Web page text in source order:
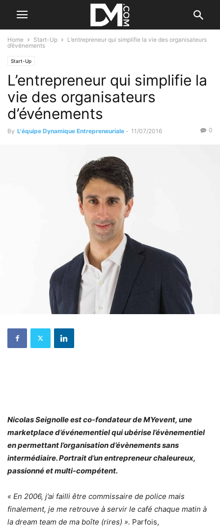
Home Start-Up
L’entrepreneur qui simplifie la vie des organisateurs
d’événements
Start-Up
L’entrepreneur qui simplifie la
vie des organisateurs
d’événements
By L'équipe Dynamique Entrepreneuriale - 11/07/2016 0
Nicolas Seignolle est co-fondateur de MYevent, une
marketplace d’événementiel qui ubérise l’évènementiel
en permettant l’organisation d’évènements sans
intermédiaire. Portrait d’un entrepreneur chaleureux,
passionné et multi-compétent.
« En 2006, j’ai failli être commissaire de police mais
finalement, je me retrouve à servir le café chaque matin à
la dream team de ma boîte (rires) ». Parfois,